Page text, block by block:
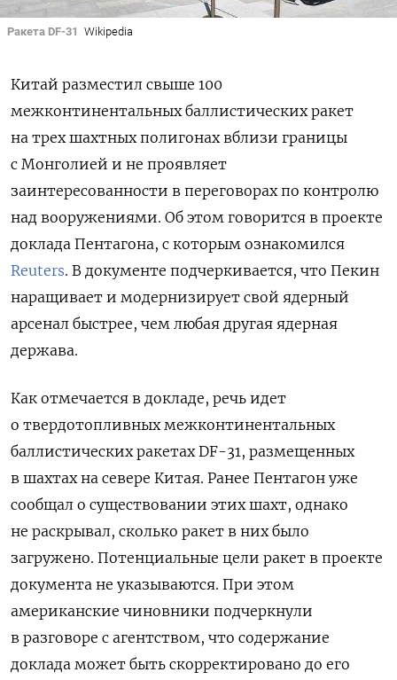
Ракета DF-31 Wikipedia
Китай разместил свыше 100
межконтинентальных баллистических ракет
на трех шахтных полигонах вблизи границы
с Монголией и не проявляет
заинтересованности в переговорах по контролю
над вооружениями. Об этом говорится в проекте
доклада Пентагона, с которым ознакомился
Reuters. В документе подчеркивается, что Пекин
наращивает и модернизирует свой ядерный
арсенал быстрее, чем любая другая ядерная
держава.
Как отмечается в докладе, речь идет
о твердотопливных межконтинентальных
баллистических ракетах DF-31, размещенных
в шахтах на севере Китая. Ранее Пентагон уже
сообщал о существовании этих шахт, однако
не раскрывал, сколько ракет в них было
загружено. Потенциальные цели ракет в проекте
документа не указываются. При этом
американские чиновники подчеркнули
в разговоре с агентством, что содержание
доклада может быть скорректировано до его